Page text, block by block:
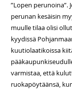
”Lopen perunoina”.
perunan kesäisin
muulle tilaa olisi
kyydissä
kuutiolaatikoissa
varmistaa, että
ruokapöytäänsä,